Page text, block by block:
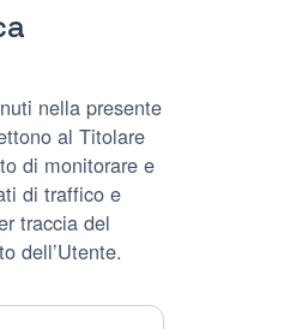
nella presente
al Titolare
di monitorare e
di traffico e
traccia del
dell’Utente.